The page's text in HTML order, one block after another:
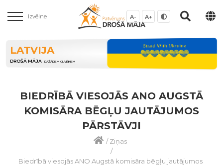
Izvēlne A- A+
LATVIJA
DROŠĀ MĀJA DAŽĀDIEM CILVĒKIEM
BIEDRĪBĀ VIESOJĀS ANO AUGSTĀ
KOMISĀRA BĒGĻU JAUTĀJUMOS
PĀRSTĀVJI
/Ziņas
/
Biedrībā viesojās ANO Augstā komisāra bēgļu jautājumos